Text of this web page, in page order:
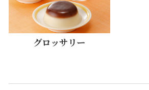
グロッサリー